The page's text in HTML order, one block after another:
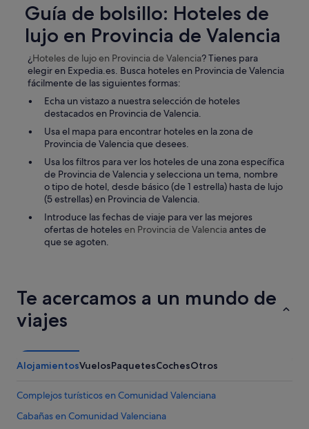
Guía de bolsillo: Hoteles de
lujo en Provincia de Valencia
¿Hoteles de lujoen Provincia de Valencia? Tienes para
elegir en Expedia.es. Busca hoteles en Provincia de Valencia
fácilmente de las siguientes formas:
Echa un vistazo a nuestra selección de hoteles
destacados en Provincia de Valencia.
Usa el mapa para encontrar hoteles en la zona de
Provincia de Valencia que desees.
Usa los filtros para ver los hoteles de una zona específica
de Provincia de Valencia y selecciona un tema, nombre
o tipo de hotel, desde básico (de 1 estrella) hasta de lujo
(5 estrellas) en Provincia de Valencia.
Introduce las fechas de viaje para ver las mejores
ofertas de hotelesen Provincia de Valencia antes de
que se agoten.
Te acercamos a un mundo de
viajes
AlojamientosVuelosPaquetesCochesOtros
Complejos turísticos en Comunidad Valenciana
Cabañas en Comunidad Valenciana